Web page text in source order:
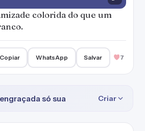
colorida do que um
Copiar WhatsApp Salvar 7
só sua Criar